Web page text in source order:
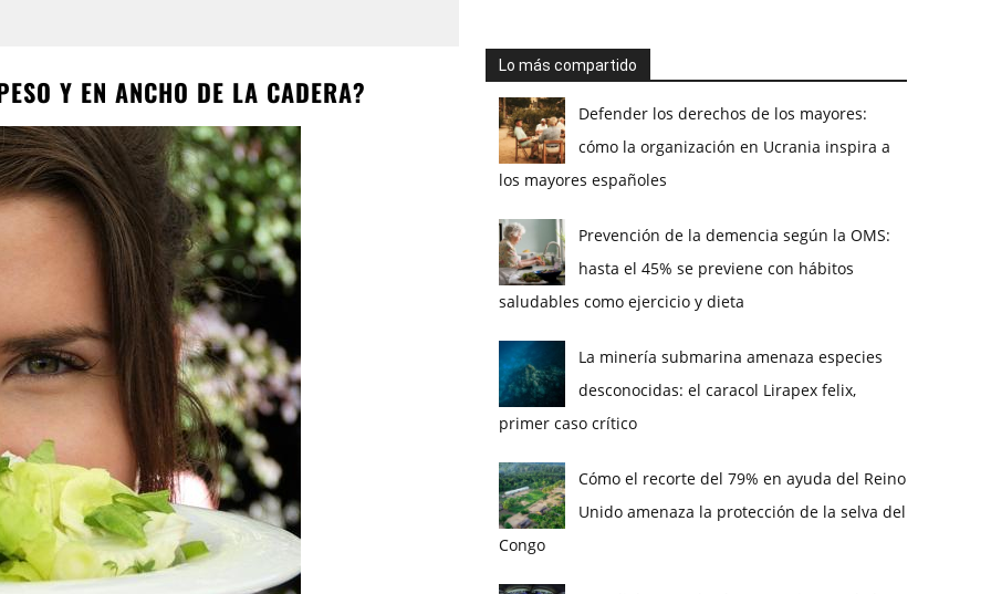
Y EN ANCHO DE LA CADERA?
Lo más compartido
Defender los derechos de los mayores:
cómo la organización en Ucrania inspira a
los mayores españoles
Prevención de la demencia según la OMS:
hasta el 45% se previene con hábitos
saludables como ejercicio y dieta
La minería submarina amenaza especies
desconocidas: el caracol Lirapex felix,
primer caso crítico
Cómo el recorte del 79% en ayuda del Reino
Unido amenaza la protección de la selva del
Congo